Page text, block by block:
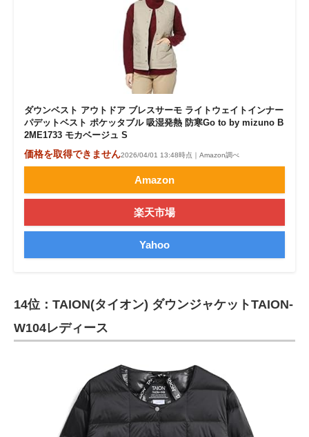
ダウンベスト アウトドア ブレスサーモ ライトウェイトインナー
パデットベスト ポケッタブル 吸湿発熱 防寒Go to by mizuno B
2ME1733 モカベージュ S
価格を取得できません2026/04/01 13:48時点｜Amazon調べ
Amazon
楽天市場
Yahoo
14位：TAION(タイオン) ダウンジャケットTAION-
W104レディース